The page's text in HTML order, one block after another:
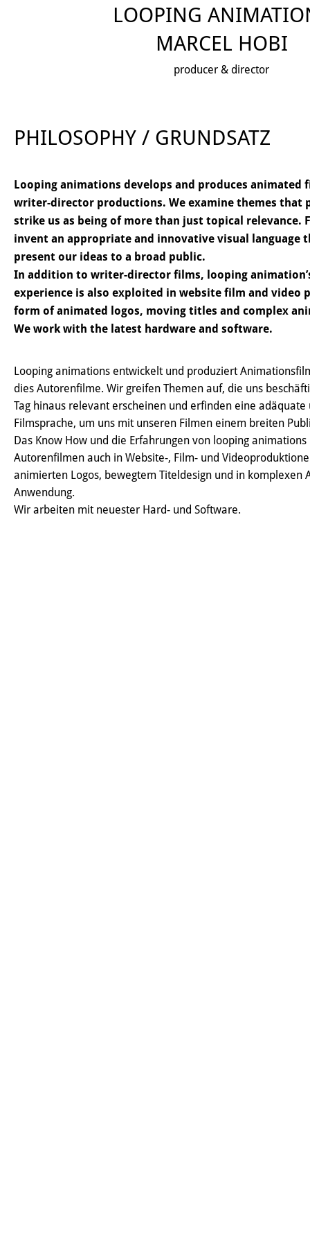
LOOPING
MARCEL HOBI
producer & director
PHILOSOPHY / GRUNDSATZ
Looping animations develops and produces animated
writer-director productions. We examine themes that
strike us as being of more than just topical relevance.
invent an appropriate and innovative visual language
present our ideas to a broad public.
In addition to writer-director films, looping
experience is also exploited in website film and video
form of animated logos, moving titles and complex
We work with the latest hardware and software.
Looping animations entwickelt und produziert
dies Autorenfilme. Wir greifen Themen auf, die uns
Tag hinaus relevant erscheinen und erfinden eine
Filmsprache, um uns mit unseren Filmen einem breiten
Das Know How und die Erfahrungen von looping
Autorenfilmen auch in Website-, Film- und
animierten Logos, bewegtem Titeldesign und in komplexen
Anwendung.
Wir arbeiten mit neuester Hard- und Software.